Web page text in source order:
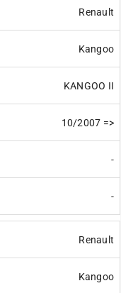
Renault
Kangoo
KANGOO II
10/2007 =>
-
-
Renault
Kangoo